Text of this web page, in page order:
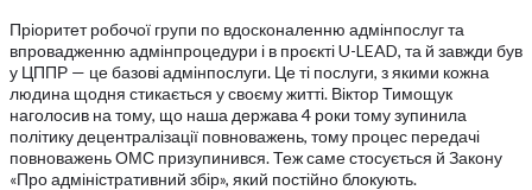
Пріоритет робочої групи по вдосконаленню адмінпослуг та
впровадженню адмінпроцедури і в проєкті U-LEAD, та й завжди був
у ЦППР — це базові адмінпослуги. Це ті послуги, з якими кожна
людина щодня стикається у своєму житті. Віктор Тимощук
наголосив на тому, що наша держава 4 роки тому зупинила
політику децентралізації повноважень, тому процес передачі
повноважень ОМС призупинився. Теж саме стосується й Закону
«Про адміністративний збір», який постійно блокують.